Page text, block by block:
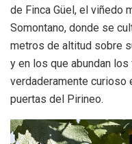
de Finca Güel, el viñedo
Somontano, donde se
metros de altitud sobre
y en los que abundan
verdaderamente curioso
puertas del Pirineo.